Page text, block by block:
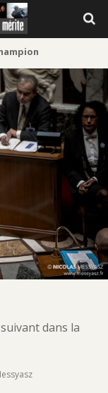
suivant dans la